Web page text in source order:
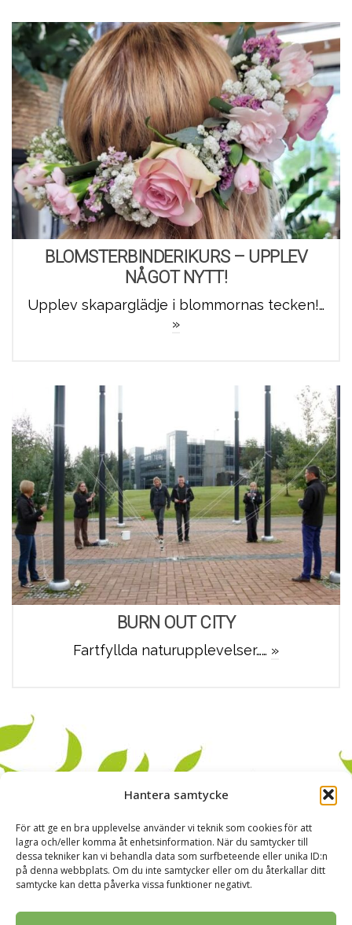
Hantera samtycke
För att ge en bra upplevelse använder vi teknik som cookies för att
lagra och/eller komma åt enhetsinformation. När du samtycker till
dessa tekniker kan vi behandla data som surfbeteende eller unika ID:n
på denna webbplats. Om du inte samtycker eller om du återkallar ditt
samtycke kan detta påverka vissa funktioner negativt.
BLOMSTERBINDERIKURS – UPPLEV
NÅGOT NYTT!
Upplev skaparglädje i blommornas tecken!…
»
BURN OUT CITY
Fartfyllda naturupplevelser…… »